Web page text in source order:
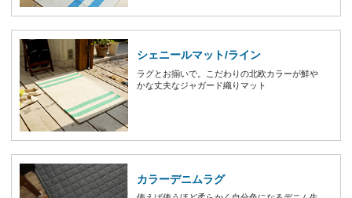
シェニールマット/ライン
ラグとお揃いで。こだわりの北欧カラーが鮮や
かな丈夫なジャガード織りマット
カラーデニムラグ